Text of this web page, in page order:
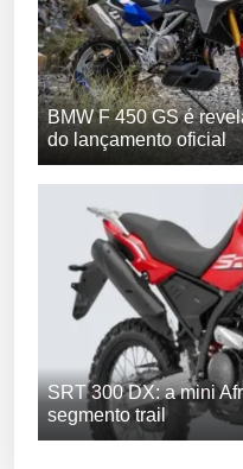
BMW F 450 GS é
do lançamento oficial
SRT 300 DX: a mini
segmento trail